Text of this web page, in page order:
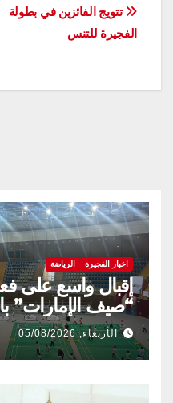
تصفّح
المقالات
تتويج الفائزين في بطولة
الفجيرة للتنس
اخبار الفجيرة الرياضة
إقبال واسع على
“صيف الإمارات”
الأربعاء, 05/08/2026